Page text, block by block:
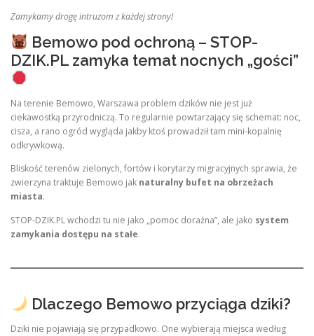
Zamykamy drogę intruzom z każdej strony!
Bemowo pod ochroną – STOP-
DZIK.PL zamyka temat nocnych „gości”
Na terenie Bemowo, Warszawa problem dzików nie jest już
ciekawostką przyrodniczą. To regularnie powtarzający się schemat: noc,
cisza, a rano ogród wygląda jakby ktoś prowadził tam mini-kopalnię
odkrywkową.
Bliskość terenów zielonych, fortów i korytarzy migracyjnych sprawia, że
zwierzyna traktuje Bemowo jak naturalny bufet na obrzeżach
miasta.
STOP-DZIK.PL wchodzi tu nie jako „pomoc doraźna”, ale jako system
zamykania dostępu na stałe.
Dlaczego Bemowo przyciąga dziki?
Dziki nie pojawiają się przypadkowo. One wybierają miejsca według